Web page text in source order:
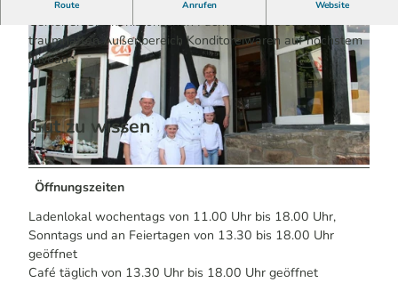
© Helga Niekammer | KI-optimiert
Route Anrufen Website
Spitzenkonditorei in nostalgischem Ambiente genießen
Genießen Sie im historischen Fachwerkhaus oder im
traumhaften Außenbereich Konditoreiwaren auf höchstem
Niveau.
Gut zu wissen
Öffnungszeiten
Ladenlokal wochentags von 11.00 Uhr bis 18.00 Uhr,
Sonntags und an Feiertagen von 13.30 bis 18.00 Uhr
geöffnet
Café täglich von 13.30 Uhr bis 18.00 Uhr geöffnet